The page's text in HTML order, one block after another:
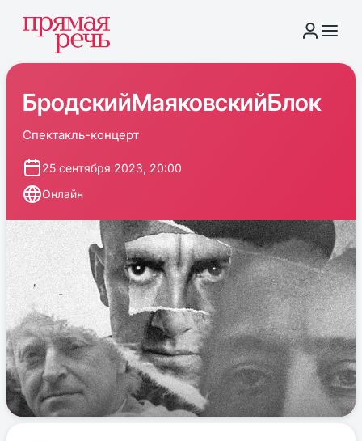
БродскийМаяковскийБлок
Спектакль-концерт
25 сентября 2023, 20:00
Онлайн